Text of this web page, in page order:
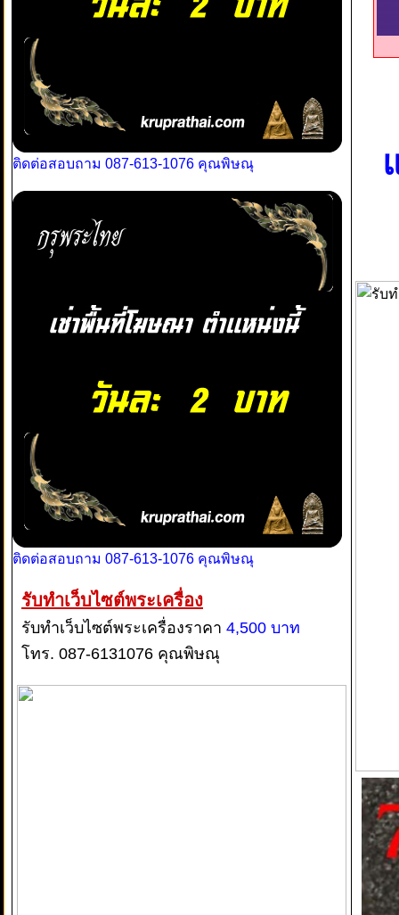
ติดต่อสอบถาม 087-613-1076 คุณพิษณุ
ติดต่อสอบถาม 087-613-1076 คุณพิษณุ
รับทำเว็บไซต์พระเครื่อง
รับทำเว็บไซต์พระเครื่องราคา 4,500 บาท
โทร. 087-6131076 คุณพิษณุ